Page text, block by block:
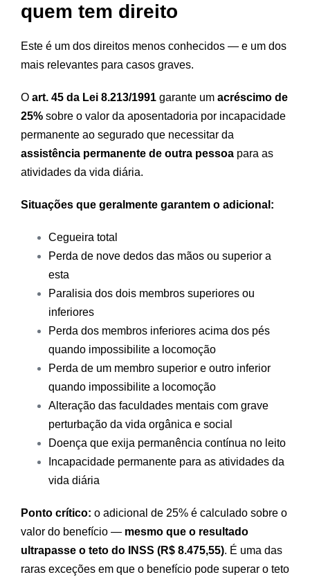
quem tem direito
Este é um dos direitos menos conhecidos — e um dos
mais relevantes para casos graves.
O art. 45 da Lei 8.213/1991 garante um acréscimo de
25% sobre o valor da aposentadoria por incapacidade
permanente ao segurado que necessitar da
assistência permanente de outra pessoa para as
atividades da vida diária.
Situações que geralmente garantem o adicional:
Cegueira total
Perda de nove dedos das mãos ou superior a
esta
Paralisia dos dois membros superiores ou
inferiores
Perda dos membros inferiores acima dos pés
quando impossibilite a locomoção
Perda de um membro superior e outro inferior
quando impossibilite a locomoção
Alteração das faculdades mentais com grave
perturbação da vida orgânica e social
Doença que exija permanência contínua no leito
Incapacidade permanente para as atividades da
vida diária
Ponto crítico: o adicional de 25% é calculado sobre o
valor do benefício — mesmo que o resultado
ultrapasse o teto do INSS (R$ 8.475,55). É uma das
raras exceções em que o benefício pode superar o teto